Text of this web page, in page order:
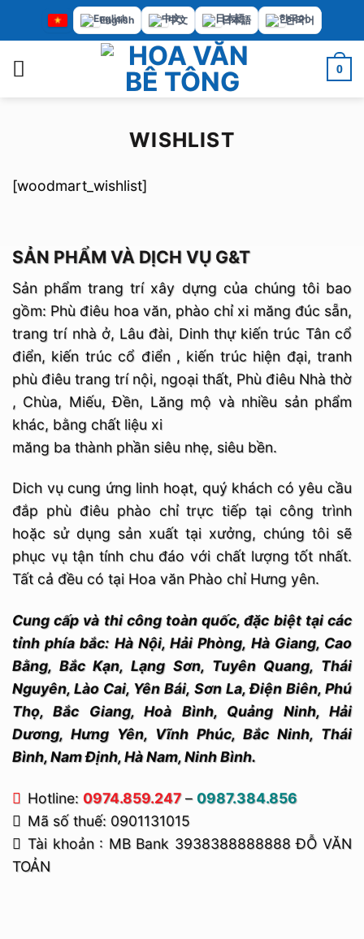
dung
English 中文 日本語 한국어
0
WISHLIST
[woodmart_wishlist]
SẢN PHẨM VÀ DỊCH VỤ G&T
Sản phẩm trang trí xây dựng của chúng tôi bao
gồm: Phù điêu hoa văn, phào chỉ xi măng đúc sẵn,
trang trí nhà ở, Lâu đài, Dinh thự kiến trúc Tân cổ
điển, kiến trúc cổ điển , kiến trúc hiện đại, tranh
phù điêu trang trí nội, ngoại thất, Phù điêu Nhà thờ
, Chùa, Miếu, Đền, Lăng mộ và nhiều sản phẩm
khác, bằng chất liệu xi
măng ba thành phần siêu nhẹ, siêu bền.
Dich vụ cung ứng linh hoạt, quý khách có yêu cầu
đắp phù điêu phào chỉ trực tiếp tại công trình
hoặc sử dụng sản xuất tại xưởng, chúng tôi sẽ
phục vụ tận tính chu đáo với chất lượng tốt nhất.
Tất cả đều có tại Hoa văn Phào chỉ Hưng yên.
Cung cấp và thi công toàn quốc, đặc biệt tại các
tỉnh phía bắc: Hà Nội, Hải Phòng, Hà Giang, Cao
Bằng, Bắc Kạn, Lạng Sơn, Tuyên Quang, Thái
Nguyên, Lào Cai, Yên Bái, Sơn La, Điện Biên, Phú
Thọ, Bắc Giang, Hoà Bình, Quảng Ninh, Hải
Dương, Hưng Yên, Vĩnh Phúc, Bắc Ninh, Thái
Bình, Nam Định, Hà Nam, Ninh Bình.
Hotline: 0974.859.247– 0987.384.856
Mã số thuế: 0901131015
Tài khoản : MB Bank 3938388888888 ĐỖ VĂN
TOẢN